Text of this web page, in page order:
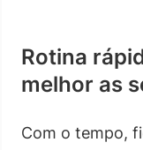
Rotina
melhor as
Com o tempo,